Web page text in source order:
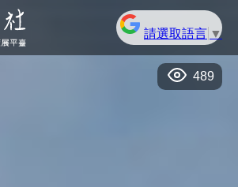
請選取語言 ▼
489